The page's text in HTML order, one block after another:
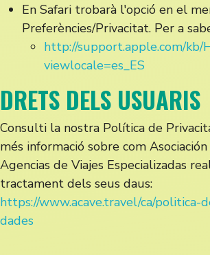
En Safari trobarà l'opció en el
Preferències/Privacitat. Per a
http://support.apple.com/kb/
viewlocale=es_ES
DRETS DELS USUARIS
Consulti la nostra Política de
més informació sobre com
Agencias de Viajes Especializadas
tractament dels seus daus:
https://www.acave.travel/ca/politica-
dades